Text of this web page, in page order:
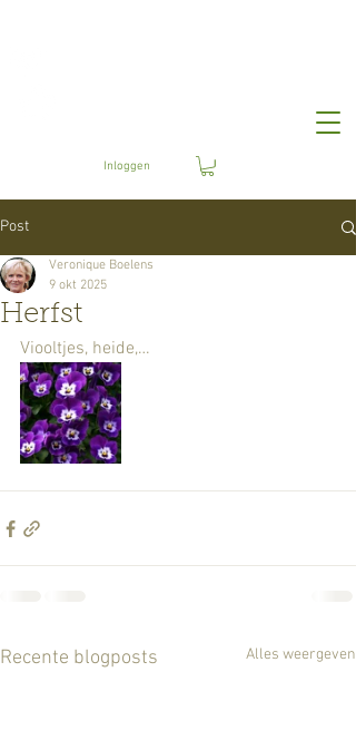
Inloggen
Post
Herfst
Veronique Boelens
9 okt 2025
Viooltjes, heide,…
Recente blogposts Alles weergeven